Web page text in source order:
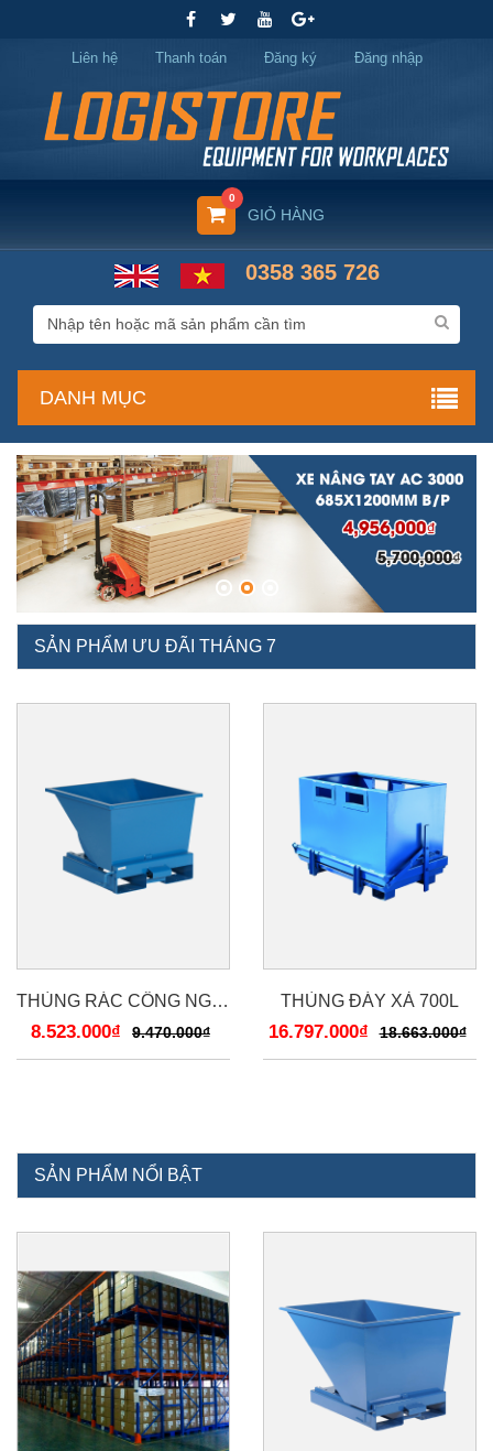
Liên hệ Thanh toán Đăng ký Đăng nhập
GIỎ HÀNG
0
0358 365 726
DANH MỤC
SẢN PHẨM ƯU ĐÃI THÁNG 7
THÙNG RÁC CÔNG NGHIỆP 600LÍT T6
8.523.000₫ 9.470.000₫
THÙNG ĐÁY XẢ 700L
16.797.000₫ 18.663.000₫
SẢN PHẨM NỔI BẬT